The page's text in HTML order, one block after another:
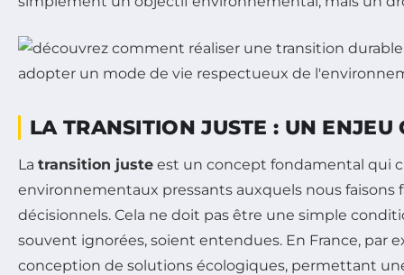
LA TRANSITION JUSTE : UN ENJEU
La transition juste est un concept fondamental qui
environnementaux pressants auxquels nous faisons
décisionnels. Cela ne doit pas être une simple
souvent ignorées, soient entendues. En France, par
conception de solutions écologiques, permettant